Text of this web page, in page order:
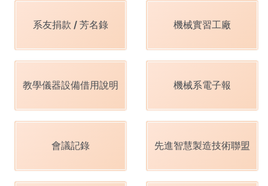
系友捐款 / 芳名錄 機械實習工廠
教學儀器設備借用說明 機械系電子報
會議記錄 先進智慧製造技術聯盟